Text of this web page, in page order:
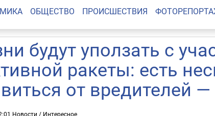
ОБЩЕСТВО ПРОИСШЕСТВИЯ
будут уползать с
ракеты: есть
от вредителей
Новости / Интересное